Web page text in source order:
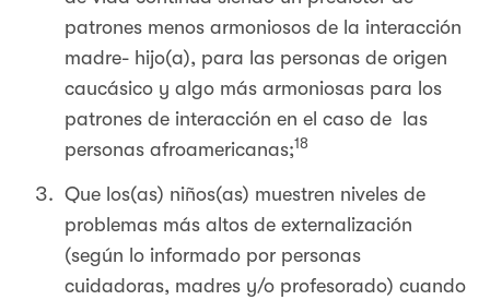
patrones menos armoniosos de la interacción
madre- hijo(a), para las personas de origen
caucásico y algo más armoniosas para los
patrones de interacción en el caso de las
personas afroamericanas;18
Que los(as) niños(as) muestren niveles de
problemas más altos de externalización
(según lo informado por personas
cuidadoras, madres y/o profesorado) cuando